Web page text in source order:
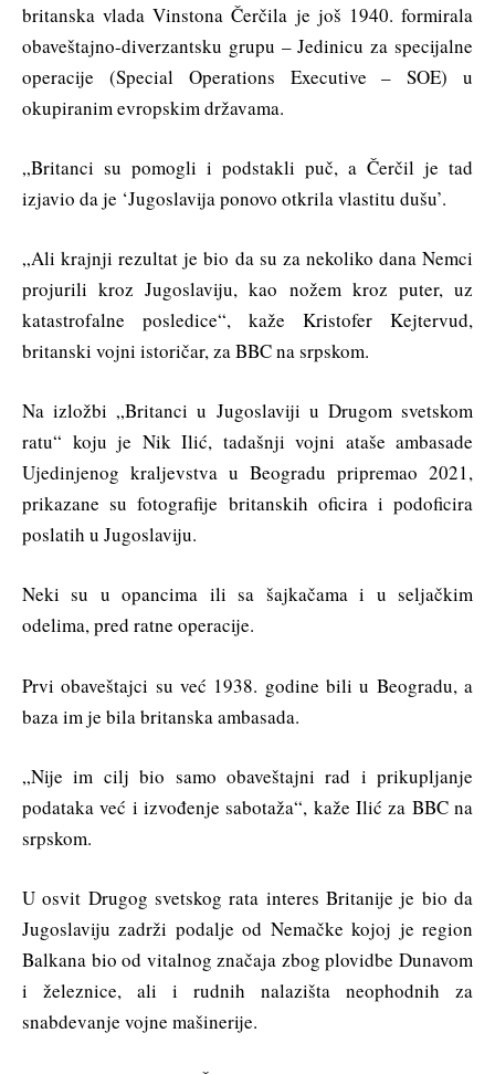
britanska vlada Vinstona Čerčila je još 1940. formirala
obaveštajno-diverzantsku grupu – Jedinicu za specijalne
operacije (Special Operations Executive – SOE) u
okupiranim evropskim državama.
„Britanci su pomogli i podstakli puč, a Čerčil je tad
izjavio da je ‘Jugoslavija ponovo otkrila vlastitu dušu’.
„Ali krajnji rezultat je bio da su za nekoliko dana Nemci
projurili kroz Jugoslaviju, kao nožem kroz puter, uz
katastrofalne posledice“, kaže Kristofer Kejtervud,
britanski vojni istoričar, za BBC na srpskom.
Na izložbi „Britanci u Jugoslaviji u Drugom svetskom
ratu“ koju je Nik Ilić, tadašnji vojni ataše ambasade
Ujedinjenog kraljevstva u Beogradu pripremao 2021,
prikazane su fotografije britanskih oficira i podoficira
poslatih u Jugoslaviju.
Neki su u opancima ili sa šajkačama i u seljačkim
odelima, pred ratne operacije.
Prvi obaveštajci su već 1938. godine bili u Beogradu, a
baza im je bila britanska ambasada.
„Nije im cilj bio samo obaveštajni rad i prikupljanje
podataka već i izvođenje sabotaža“, kaže Ilić za BBC na
srpskom.
U osvit Drugog svetskog rata interes Britanije je bio da
Jugoslaviju zadrži podalje od Nemačke kojoj je region
Balkana bio od vitalnog značaja zbog plovidbe Dunavom
i železnice, ali i rudnih nalazišta neophodnih za
snabdevanje vojne mašinerije.